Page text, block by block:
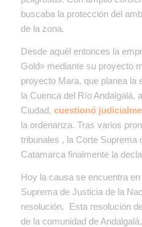
buscaba la protección del
de la zona.
Desde aquél entonces la
Gold» mediante su proyecto
proyecto Mara, que planea la
la Cuenca del Río Andalgalá,
Ciudad, cuestionó
la ordenanza. Tras varios
tribunales , la Corte Suprema
Catamarca finalmente la
Hoy la causa se encuentra
Suprema de Justicia de la
resolución. Esta resolución
de la comunidad de